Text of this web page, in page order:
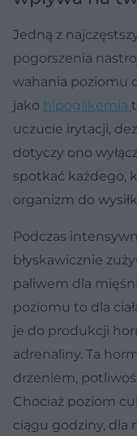
Jedną z
pogorszenia
wahania poziomu
jako hipoglikemia
uczucie irytacji,
dotyczy ono
spotkać każdego,
organizm do
Podczas
błyskawicznie
paliwem dla
poziomu to dla
je do produkcji
adrenaliny. Ta
drżeniem,
Chociaż poziom
ciągu godziny, dla